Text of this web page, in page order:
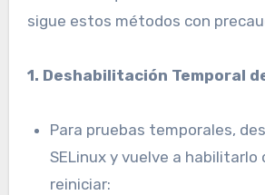
sigue estos métodos con
1. Deshabilitación Temporal
Para pruebas temporales,
SELinux y vuelve a habilitarlo
reiniciar: